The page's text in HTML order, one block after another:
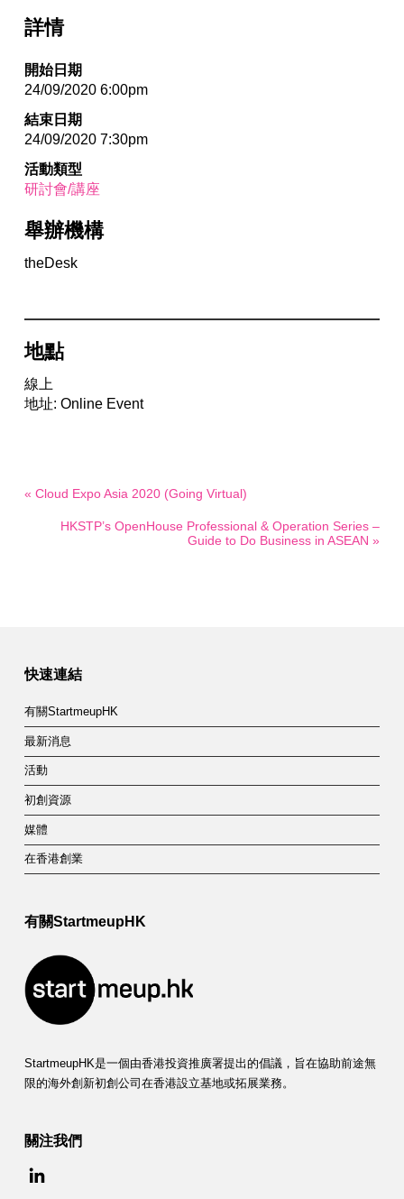
詳情
開始日期
24/09/2020 6:00pm
結束日期
24/09/2020 7:30pm
活動類型
研討會/講座
舉辦機構
theDesk
地點
線上
地址: Online Event
« Cloud Expo Asia 2020 (Going Virtual)
HKSTP’s OpenHouse Professional & Operation Series –
Guide to Do Business in ASEAN »
快速連結
有關StartmeupHK
最新消息
活動
初創資源
媒體
在香港創業
有關StartmeupHK
StartmeupHK是一個由香港投資推廣署提出的倡議，旨在協助前途無
限的海外創新初創公司在香港設立基地或拓展業務。
關注我們